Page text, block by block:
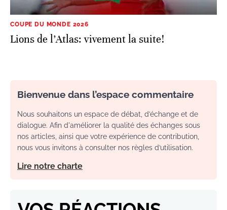
COUPE DU MONDE 2026
Bienvenue dans l’espace commentaire
Nous souhaitons un espace de débat, d’échange et de
dialogue. Afin d'améliorer la qualité des échanges sous
nos articles, ainsi que votre expérience de contribution,
nous vous invitons à consulter nos règles d’utilisation.